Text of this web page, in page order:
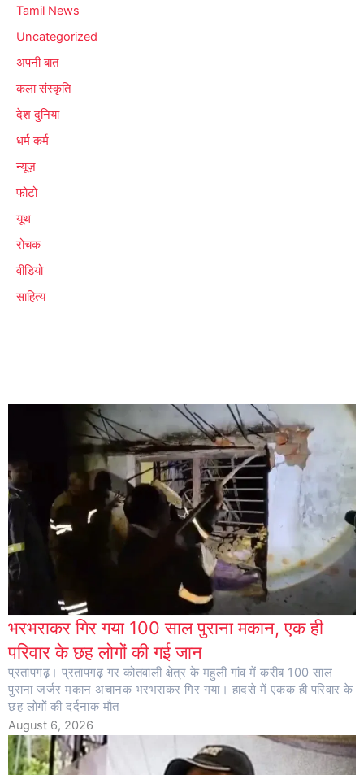
Tamil News
Uncategorized
अपनी बात
कला संस्कृति
देश दुनिया
धर्म कर्म
न्यूज़
फोटो
यूथ
रोचक
वीडियो
साहित्य
भरभराकर गिर गया 100 साल पुराना मकान, एक ही
परिवार के छह लोगों की गई जान
प्रतापगढ़। प्रतापगढ़ गर कोतवाली क्षेत्र के महुली गांव में करीब 100 साल
पुराना जर्जर मकान अचानक भरभराकर गिर गया। हादसे में एकक ही परिवार के
छह लोगों की दर्दनाक मौत
August 6, 2026